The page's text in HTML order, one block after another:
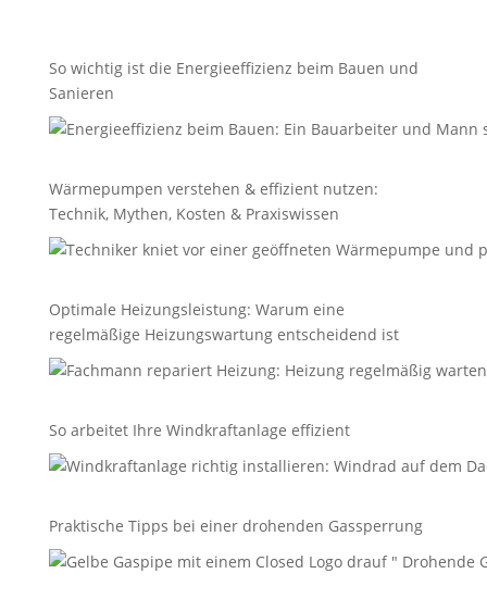
So wichtig ist die Energieeffizienz beim Bauen und
Sanieren
Wärmepumpen verstehen & effizient nutzen:
Technik, Mythen, Kosten & Praxiswissen
Optimale Heizungsleistung: Warum eine
regelmäßige Heizungswartung entscheidend ist
So arbeitet Ihre Windkraftanlage effizient
Praktische Tipps bei einer drohenden Gassperrung